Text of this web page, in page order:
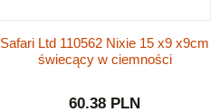
Safari Ltd 110562 Nixie 15 x9 x9cm
świecący w ciemności
60.38 PLN